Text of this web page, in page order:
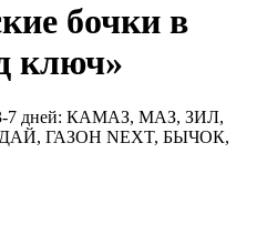
бочки в
ключ»
7 дней: КАМАЗ, МАЗ, ЗИЛ,
ГАЗОН NEXT, БЫЧОК,